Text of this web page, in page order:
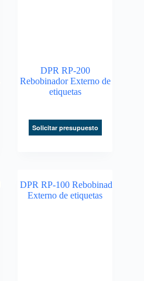
DPR RP-200
Rebobinador Externo de
etiquetas
Solicitar presupuesto